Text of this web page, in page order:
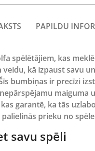
PAPILDU
spēlētājiem, kas
veidu, kā izpaust savu
bumbiņas ir precīzi
maiguma
garantē, ka tās
prieku no
savu spēli